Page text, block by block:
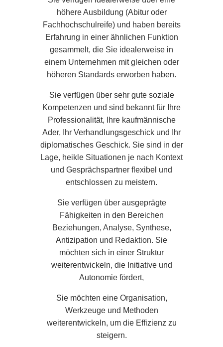
höhere Ausbildung (Abitur oder
Fachhochschulreife) und haben bereits
Erfahrung in einer ähnlichen Funktion
gesammelt, die Sie idealerweise in
einem Unternehmen mit gleichen oder
höheren Standards erworben haben.
Sie verfügen über sehr gute soziale
Kompetenzen und sind bekannt für Ihre
Professionalität, Ihre kaufmännische
Ader, Ihr Verhandlungsgeschick und Ihr
diplomatisches Geschick. Sie sind in der
Lage, heikle Situationen je nach Kontext
und Gesprächspartner flexibel und
entschlossen zu meistern.
Sie verfügen über ausgeprägte
Fähigkeiten in den Bereichen
Beziehungen, Analyse, Synthese,
Antizipation und Redaktion. Sie
möchten sich in einer Struktur
weiterentwickeln, die Initiative und
Autonomie fördert,
Sie möchten eine Organisation,
Werkzeuge und Methoden
weiterentwickeln, um die Effizienz zu
steigern.
Eine Behandlung buchen
Einen Tisch im " Séquoia"
Name*:
*
Fordern Sie ein Angebot für Ihre Veranstaltung an
Name :
Vorname :
Einen Geschenkgutschein nehmen
Name :
Vorname
E-Mail*:
*